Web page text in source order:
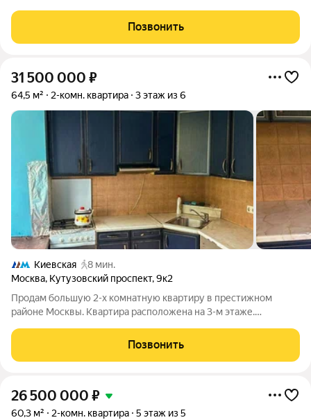
продуманной планировки: просторная кухнягостиная и
изолированная спальня, идеальна
Позвонить
31 500 000 ₽
64,5 м² 2-комн. квартира 3 этаж из 6
Киевская
8 мин.
Москва, Кутузовский проспект,9к2
Продам большую 2-х комнатную квартиру в престижном
районе Москвы. Квартира расположена на 3-м этаже.
требует ремонта. Двери лифта между этажами. Дом во дворе.
Очень тихо и уютно. До метро Киевская
Позвонить
26 500 000 ₽
60,3 м² 2-комн. квартира 5 этаж из 5